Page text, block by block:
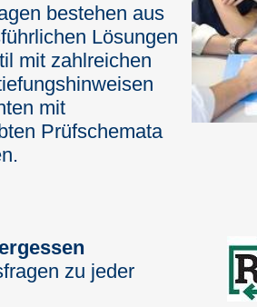
bestehen aus
Lösungen
mit zahlreichen
mit
Prüfschemata
zu jeder